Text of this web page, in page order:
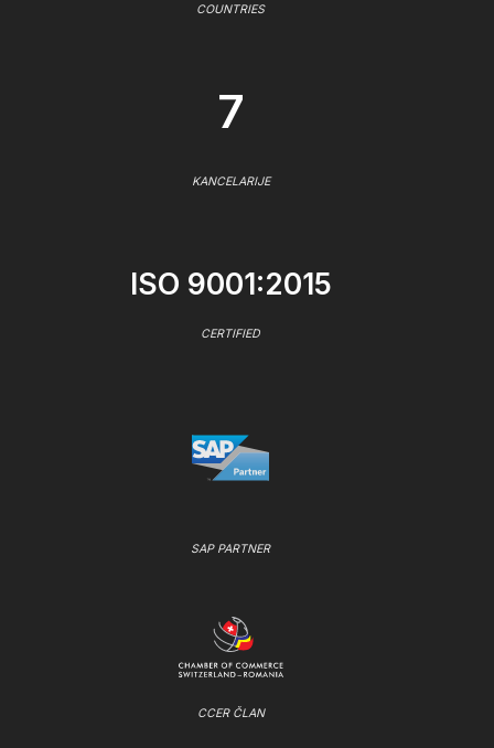
COUNTRIES
7
KANCELARIJE
ISO 9001:2015
CERTIFIED
SAP PARTNER
CCER ČLAN